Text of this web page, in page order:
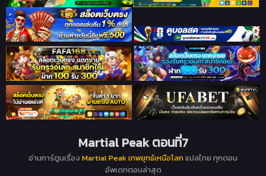
Martial Peak ตอนที่7
อ่านการ์ตูนเรื่อง Martial Peak เทพยุทธ์เหนือโลกแปลไทย ทุกตอน
อัพเดทตอนล่าสุด